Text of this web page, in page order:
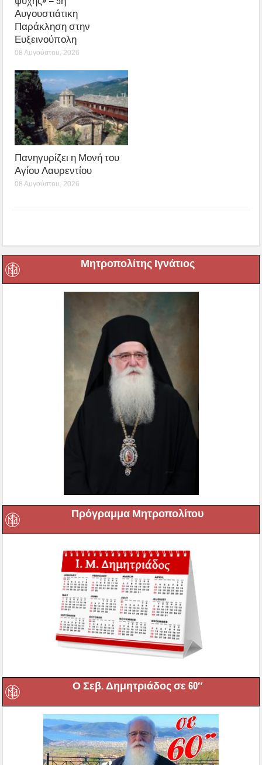
Αυγουστιάτικη
Παράκληση στην
Ευξεινούπολη
08 Αυγούστου, 2026
Πανηγυρίζει η Μονή του
Αγίου Λαυρεντίου
08 Αυγούστου, 2026
Μητροπολίτης Ιγνάτιος
Πρόγραμμα Μητροπολίτου
Ο Σεβ. Δημητριάδος σε 60″